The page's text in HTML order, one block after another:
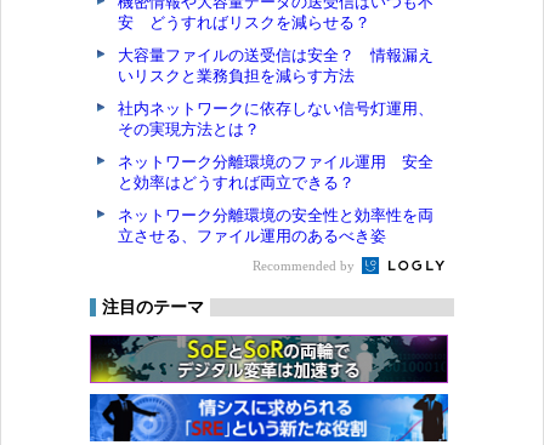
安 どうすればリスクを減らせる？
大容量ファイルの送受信は安全？ 情報漏え
いリスクと業務負担を減らす方法
社内ネットワークに依存しない信号灯運用、
その実現方法とは？
ネットワーク分離環境のファイル運用 安全
と効率はどうすれば両立できる？
ネットワーク分離環境の安全性と効率性を両
立させる、ファイル運用のあるべき姿
Recommended by
注目のテーマ